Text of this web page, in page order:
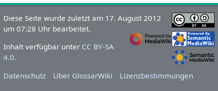
Diese Seite wurde zuletzt am 17. August 2012
um 07:28 Uhr bearbeitet.
Inhalt verfügbar unter CC BY-SA
4.0.
Datenschutz
Über GlossarWiki Lizenzbestimmungen